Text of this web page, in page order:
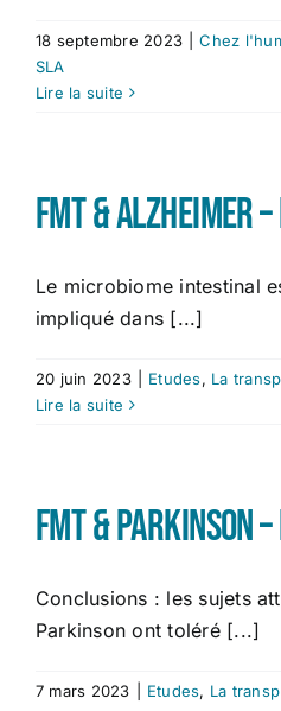
18 septembre 2023 Chez
SLA
Lire la suite
FMT & Alzheimer
Le microbiome intestinal
impliqué dans [...]
20 juin 2023 Etudes, La
Lire la suite
FMT & Parkinson
Conclusions : les sujets
Parkinson ont toléré [...]
7 mars 2023 Etudes, La